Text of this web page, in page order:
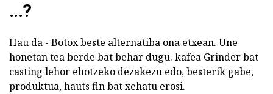
...?
Hau da - Botox beste alternatiba ona etxean. Une
honetan tea berde bat behar dugu. kafea Grinder bat
casting lehor ehotzeko dezakezu edo, besterik gabe,
produktua, hauts fin bat xehatu erosi.